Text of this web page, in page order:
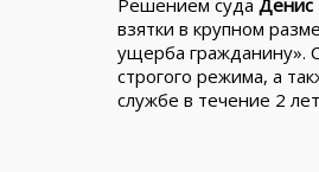
Решением суда Денис
взятки в крупном
ущерба гражданину».
строгого режима, а
службе в течение 2